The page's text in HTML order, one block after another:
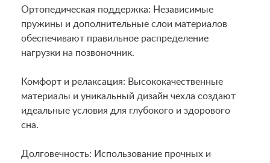
Ортопедическая поддержка: Независимые
пружины и дополнительные слои материалов
обеспечивают правильное распределение
нагрузки на позвоночник.
Комфорт и релаксация: Высококачественные
материалы и уникальный дизайн чехла создают
идеальные условия для глубокого и здорового
сна.
Долговечность: Использование прочных и